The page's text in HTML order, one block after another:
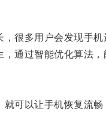
多用户会发现手机
过智能优化算法，
以让手机恢复流畅